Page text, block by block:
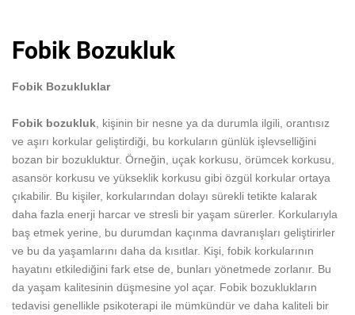
Fobik Bozukluk
Fobik Bozukluklar
Fobik bozukluk , kişinin bir nesne ya da durumla ilgili, orantısız
ve aşırı korkular geliştirdiği, bu korkuların günlük işlevselliğini
bozan bir bozukluktur. Örneğin, uçak korkusu, örümcek korkusu,
asansör korkusu ve yükseklik korkusu gibi özgül korkular ortaya
çıkabilir. Bu kişiler, korkularından dolayı sürekli tetikte kalarak
daha fazla enerji harcar ve stresli bir yaşam sürerler. Korkularıyla
baş etmek yerine, bu durumdan kaçınma davranışları geliştirirler
ve bu da yaşamlarını daha da kısıtlar. Kişi, fobik korkularının
hayatını etkilediğini fark etse de, bunları yönetmede zorlanır. Bu
da yaşam kalitesinin düşmesine yol açar. Fobik bozuklukların
tedavisi genellikle psikoterapi ile mümkündür ve daha kaliteli bir